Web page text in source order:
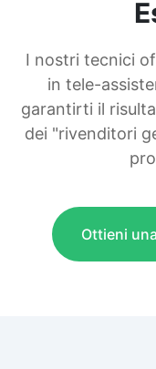
I nostri tecnici
in tele-
garantirti il
dei "rivenditori
Ottieni